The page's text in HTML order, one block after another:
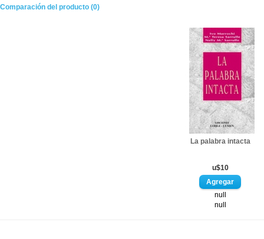
Comparación del producto (0)
La palabra intacta
u$10
null
null